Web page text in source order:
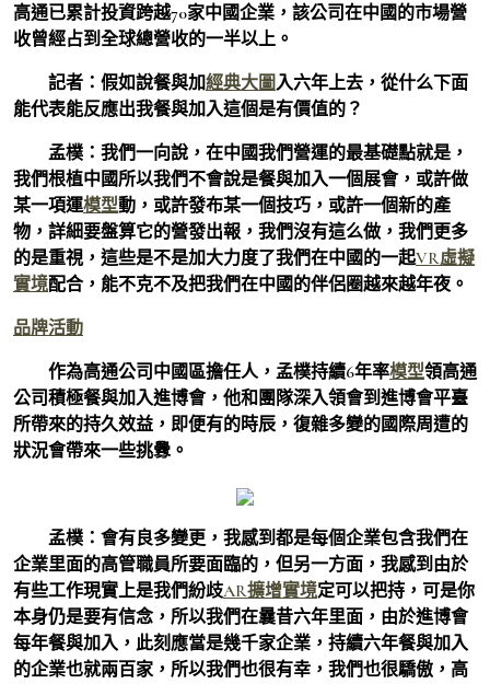
高通已累計投資跨越70家中國企業，該公司在中國的市場營
收曾經占到全球總營收的一半以上。
記者： 假如說餐與加經典大圖入六年上去，從什么下面
能代表能反應出我餐與加入這個是有價值的？
孟樸： 我們一向說，在中國我們營運的最基礎點就是，
我們根植中國所以我們不會說是餐與加入一個展會，或許做
某一項運模型動，或許發布某一個技巧，或許一個新的產
物，詳細要盤算它的營發出報，我們沒有這么做，我們更多
的是重視，這些是不是加大力度了我們在中國的一起VR虛擬
實境配合，能不克不及把我們在中國的伴侶圈越來越年夜。
品牌活動
作為高通公司中國區擔任人，孟樸持續6年率模型領高通
公司積極餐與加入進博會，他和團隊深入領會到進博會平臺
所帶來的持久效益，即便有的時辰，復雜多變的國際周遭的
狀況會帶來一些挑釁。
孟樸： 會有良多變更，我感到都是每個企業包含我們在
企業里面的高管職員所要面臨的，但另一方面，我感到由於
有些工作現實上是我們紛歧AR擴增實境定可以把持，可是你
本身仍是要有信念，所以我們在曩昔六年里面，由於進博會
每年餐與加入，此刻應當是幾千家企業，持續六年餐與加入
的企業也就兩百家，所以我們也很有幸，我們也很驕傲，高